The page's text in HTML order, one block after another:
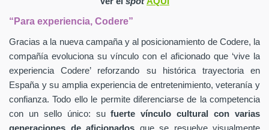
“Para experiencia, Codere”
Gracias a la nueva campaña y al posicionamiento de Codere, la
compañía evoluciona su vínculo con el aficionado que ‘vive la
experiencia Codere’ reforzando su histórica trayectoria en
España y su amplia experiencia de entretenimiento, veteranía y
confianza. Todo ello le permite diferenciarse de la competencia
con un sello único: sufuerte vínculo cultural con varias